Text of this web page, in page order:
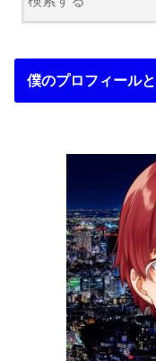
僕のプロフィール